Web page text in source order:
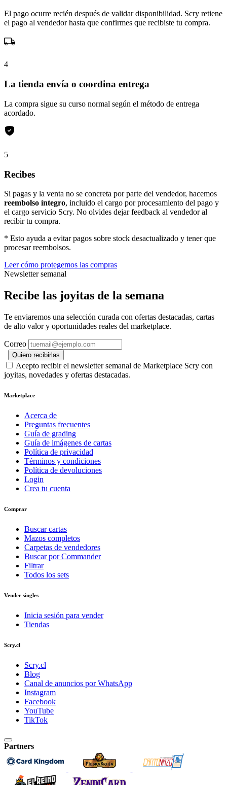
El pago ocurre recién después de validar disponibilidad. Scry retiene
el pago al vendedor hasta que confirmes que recibiste tu compra.
4
La tienda envía o coordina entrega
La compra sigue su curso normal según el método de entrega
acordado.
5
Recibes
Si pagas y la venta no se concreta por parte del vendedor, hacemos
reembolso íntegro, incluido el cargo por procesamiento del pago y
el cargo servicio Scry. No olvides dejar feedback al vendedor al
recibir tu compra.
* Esto ayuda a evitar pagos sobre stock desactualizado y tener que
procesar reembolsos.
Leer cómo protegemos las compras
Newsletter semanal
Recibe las joyitas de la semana
Te enviaremos una selección curada con ofertas destacadas, cartas
de alto valor y oportunidades reales del marketplace.
Correo
Quiero recibirlas
Acepto recibir el newsletter semanal de Marketplace Scry con
joyitas, novedades y ofertas destacadas.
Marketplace
Acerca de
Preguntas frecuentes
Guía de grading
Guía de imágenes de cartas
Política de privacidad
Términos y condiciones
Política de devoluciones
Login
Crea tu cuenta
Comprar
Buscar cartas
Mazos completos
Carpetas de vendedores
Buscar por Commander
Filtrar
Todos los sets
Vender singles
Inicia sesión para vender
Tiendas
Scry.cl
Scry.cl
Blog
Canal de anuncios por WhatsApp
Instagram
Facebook
YouTube
TikTok
Partners